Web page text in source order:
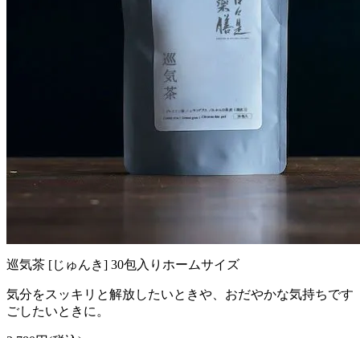
巡気茶 [じゅんき] 30包入りホームサイズ
気分をスッキリと解放したいときや、おだやかな気持ちです
ごしたいときに。